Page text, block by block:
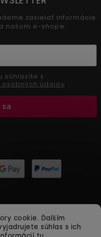
cookie. Ďalším
súhlas s ich
zasielať informácie
našom e-shope.
údajov
sa